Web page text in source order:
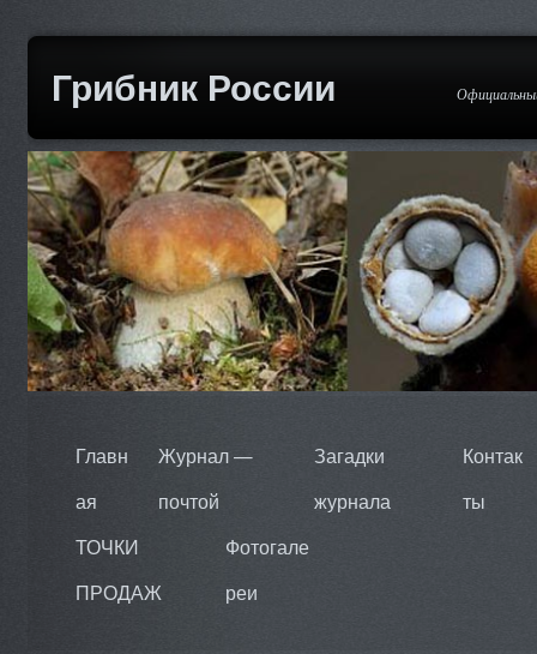
Грибник России
Главн
ая
Журнал —
почтой
Загадки
журнала
Контак
ты
ТОЧКИ
ПРОДАЖ
Фотогале
реи